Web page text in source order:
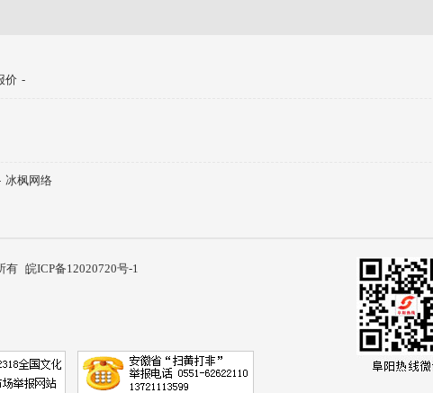
价 -
冰枫网络
有 皖ICP备12020720号-1